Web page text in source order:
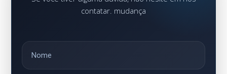
contatar. mudança